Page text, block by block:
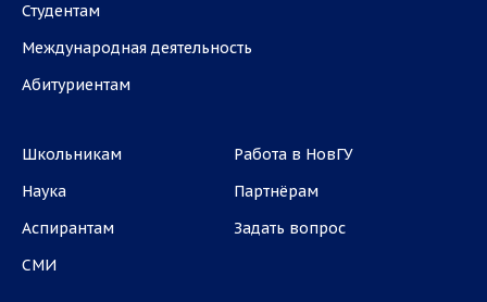
Студентам
Международная деятельность
Абитуриентам
Школьникам
Наука
Аспирантам
СМИ
Работа в НовГУ
Партнёрам
Задать вопрос